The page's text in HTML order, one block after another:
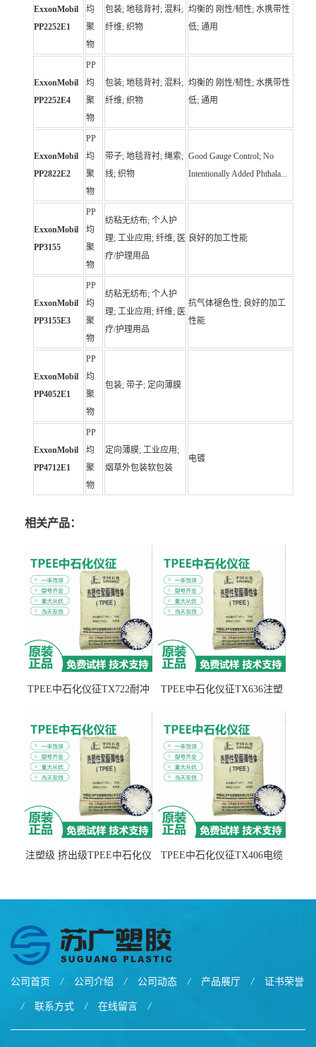
ExxonMobil
PP2252E1
均
聚
物
包装; 地毯背衬; 混料;
纤维; 织物
均衡的 刚性/韧性; 水携带性
低; 通用
ExxonMobil
PP2252E4
PP
均
聚
物
包装; 地毯背衬; 混料;
纤维; 织物
均衡的 刚性/韧性; 水携带性
低; 通用
ExxonMobil
PP2822E2
PP
均
聚
物
带子; 地毯背衬; 绳索;
线; 织物
Good Gauge Control; No
Intentionally Added Phthala...
ExxonMobil
PP3155
PP
均
聚
物
纺粘无纺布; 个人护
理; 工业应用; 纤维; 医
疗/护理用品
良好的加工性能
ExxonMobil
PP3155E3
PP
均
聚
物
纺粘无纺布; 个人护
理; 工业应用; 纤维; 医
疗/护理用品
抗气体褪色性; 良好的加工
性能
ExxonMobil
PP4052E1
PP
均
聚
物
包装; 带子; 定向薄膜
ExxonMobil
PP4712E1
PP
均
聚
物
定向薄膜; 工业应用;
烟草外包装软包装
电镀
相关产品：
TPEE中石化仪征TX722耐冲
TPEE中石化仪征TX636注塑
注塑级 挤出级TPEE中石化仪
TPEE中石化仪征TX406电缆
公司首页 / 公司介绍 / 公司动态 / 产品展厅 / 证书荣誉
/ 联系方式 / 在线留言 /